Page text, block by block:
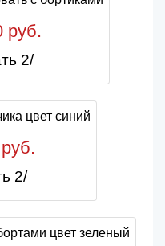
руб.
2/
2/